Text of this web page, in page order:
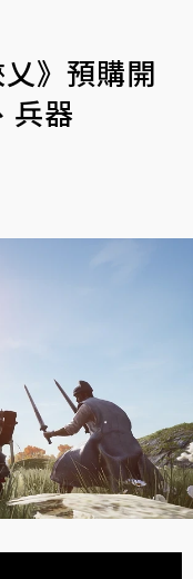
》預購開
兵器